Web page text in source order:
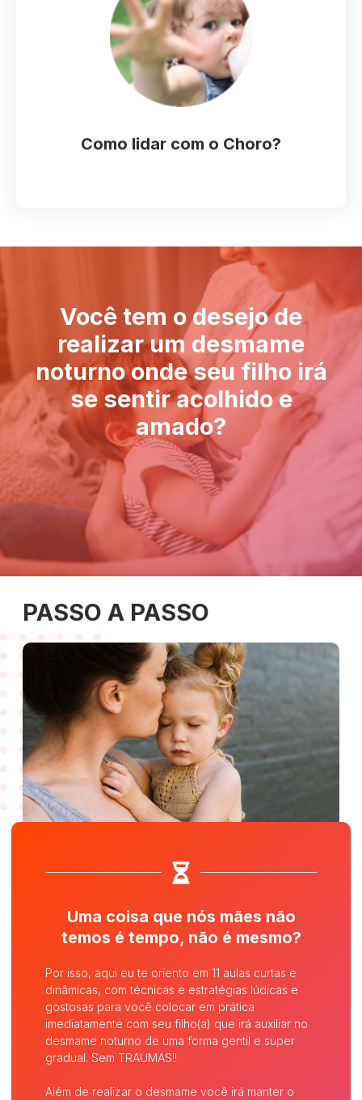
Como lidar com o Choro?
O choro é uma forma de comunicação do Bebê, e
através das técnicas que vou te ensinar, você vai
ampliar a forma de comunicação do seu bebê com
você, de uma forma gentil e respeitosa sem causar
nenhum tipo de trauma...com muito AMOR!
Você tem o desejo de
realizar um desmame
noturno onde seu filho irá
se sentir acolhido e
amado?
PASSO A PASSO
Uma coisa que nós mães não
temos é tempo, não é mesmo?
Por isso, aqui eu te oriento em 11 aulas curtas e
dinâmicas, com técnicas e estratégias lúdicas e
gostosas para você colocar em prática
imediatamente com seu filho(a) que irá auxiliar no
desmame noturno de uma forma gentil e super
gradual. Sem TRAUMAS!!
Além de realizar o desmame você irá manter o